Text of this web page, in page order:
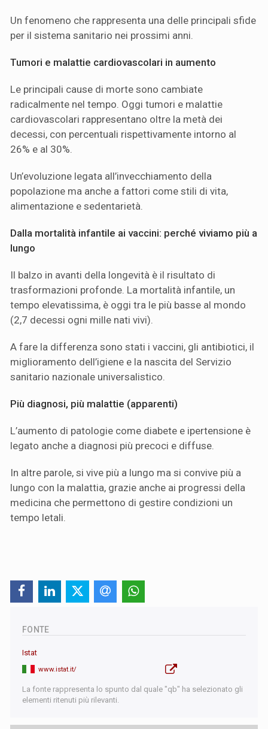
Un fenomeno che rappresenta una delle principali sfide
per il sistema sanitario nei prossimi anni.
Tumori e malattie cardiovascolari in aumento
Le principali cause di morte sono cambiate
radicalmente nel tempo. Oggi tumori e malattie
cardiovascolari rappresentano oltre la metà dei
decessi, con percentuali rispettivamente intorno al
26% e al 30%.
Un’evoluzione legata all’invecchiamento della
popolazione ma anche a fattori come stili di vita,
alimentazione e sedentarietà.
Dalla mortalità infantile ai vaccini: perché viviamo più a
lungo
Il balzo in avanti della longevità è il risultato di
trasformazioni profonde. La mortalità infantile, un
tempo elevatissima, è oggi tra le più basse al mondo
(2,7 decessi ogni mille nati vivi).
A fare la differenza sono stati i vaccini, gli antibiotici, il
miglioramento dell’igiene e la nascita del Servizio
sanitario nazionale universalistico.
Più diagnosi, più malattie (apparenti)
L’aumento di patologie come diabete e ipertensione è
legato anche a diagnosi più precoci e diffuse.
In altre parole, si vive più a lungo ma si convive più a
lungo con la malattia, grazie anche ai progressi della
medicina che permettono di gestire condizioni un
tempo letali.
FONTE
Istat
www.istat.it/
La fonte rappresenta lo spunto dal quale "qb" ha selezionato gli
elementi ritenuti più rilevanti.